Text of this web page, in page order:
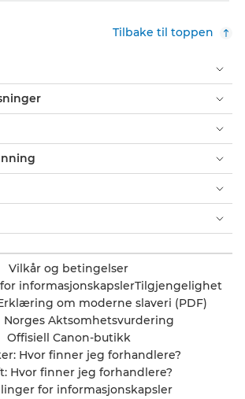
Tilbake til toppen
Vilkår og betingelser
informasjonskapslerTilgjengelighet
om moderne slaveri (PDF)
Norges Aktsomhetsvurdering
Offisiell Canon-butikk
Hvor finner jeg forhandlere?
Hvor finner jeg forhandlere?
for informasjonskapsler